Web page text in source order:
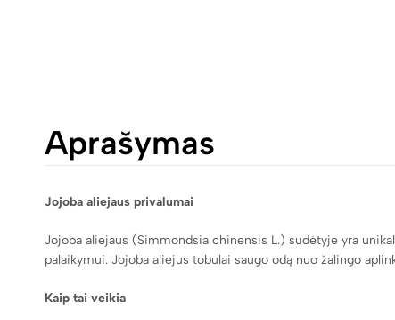
Aprašymas
Jojoba aliejaus privalumai
Jojoba aliejaus (Simmondsia chinensis L.) sudėtyje yra
palaikymui. Jojoba aliejus tobulai saugo odą nuo žalingo
Kaip tai veikia